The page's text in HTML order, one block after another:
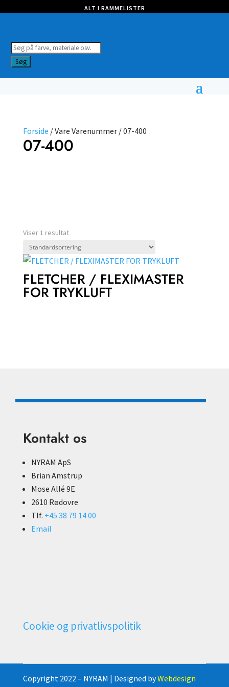
ALT I RAMMELISTER
Products
search
Søg
Forside / Vare Varenummer / 07-400
07-400
Viser 1 resultat
FLETCHER / FLEXIMASTER
FOR TRYKLUFT
Kontakt os
NYRAM ApS
Brian Amstrup
Mose Allé 9E
2610 Rødovre
Tlf. +45 38 79 14 00
Email
Cookie og privatlivspolitik
Copyright 2022 – NYRAM | Designed byWebdesign